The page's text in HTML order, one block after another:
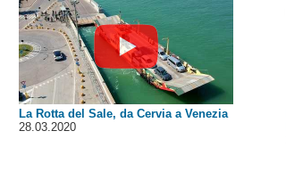
La Rotta del Sale, da Cervia a Venezia
28.03.2020